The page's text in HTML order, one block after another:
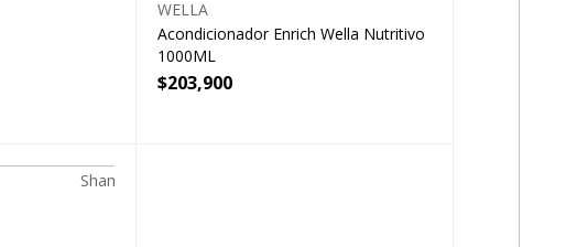
WELLA
Acondicionador Enrich Wella Nutritivo
1000ML
$203,900